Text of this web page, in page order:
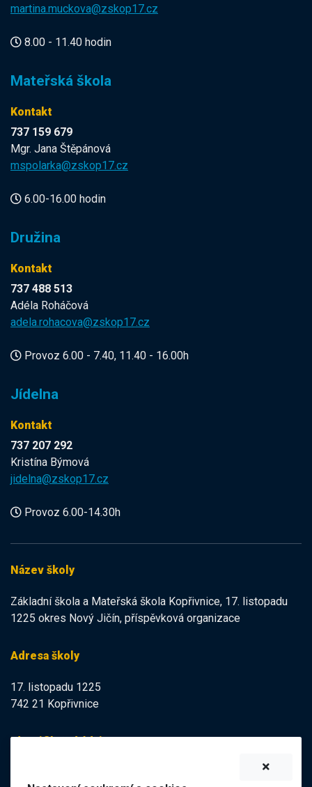
martina.muckova@zskop17.cz
8.00 - 11.40 hodin
Mateřská škola
Kontakt
737 159 679
Mgr. Jana Štěpánová
mspolarka@zskop17.cz
6.00-16.00 hodin
Družina
Kontakt
737 488 513
Adéla Roháčová
adela.rohacova@zskop17.cz
Provoz 6.00 - 7.40, 11.40 - 16.00h
Jídelna
Kontakt
737 207 292
Kristína Býmová
jidelna@zskop17.cz
Provoz 6.00-14.30h
Název školy
Základní škola a Mateřská škola Kopřivnice, 17. listopadu
1225 okres Nový Jičín, příspěvková organizace
Adresa školy
17. listopadu 1225
742 21 Kopřivnice
Identifikační údaje